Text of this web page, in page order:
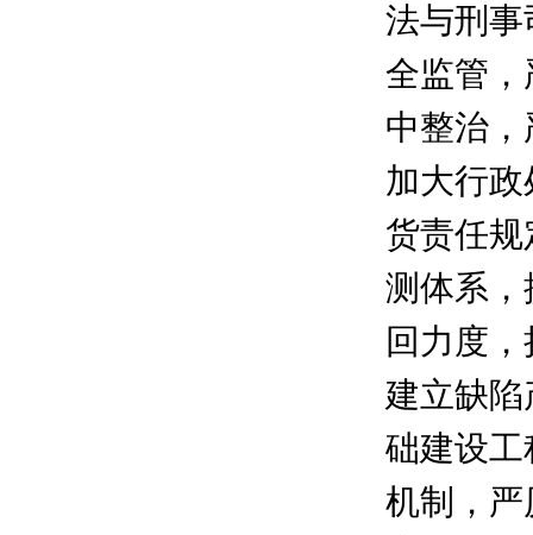
法与刑
全监管
中整治
加大行
货责任
测体系
回力度
建立缺
础建设
机制，